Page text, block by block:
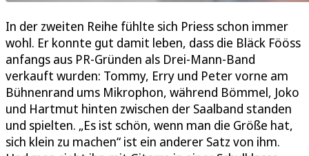
In der zweiten Reihe fühlte sich Priess schon immer
wohl. Er konnte gut damit leben, dass die Bläck Fööss
anfangs aus PR-Gründen als Drei-Mann-Band
verkauft wurden: Tommy, Erry und Peter vorne am
Bühnenrand ums Mikrophon, während Bömmel, Joko
und Hartmut hinten zwischen der Saalband standen
und spielten. „Es ist schön, wenn man die Größe hat,
sich klein zu machen“ ist ein anderer Satz von ihm.